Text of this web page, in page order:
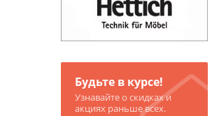
Будьте в курсе!
Узнавайте о скидках и
акциях раньше всех.